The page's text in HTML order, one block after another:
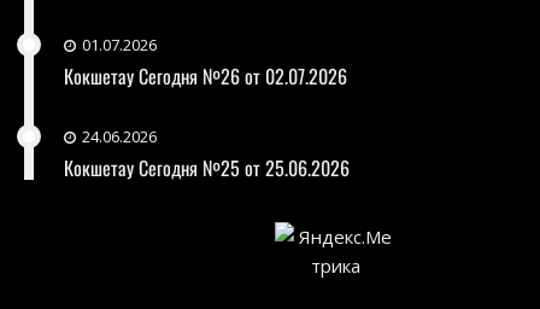
01.07.2026
Кокшетау Сегодня №26 от 02.07.2026
24.06.2026
Кокшетау Сегодня №25 от 25.06.2026